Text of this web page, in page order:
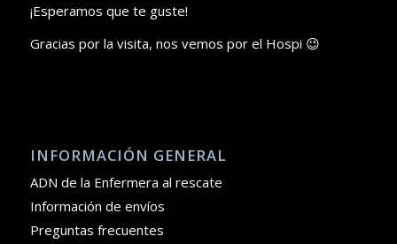
¡Esperamos que te guste!
Gracias por la visita, nos vemos por el Hospi 😉
INFORMACIÓN GENERAL
ADN de la Enfermera al rescate
Información de envíos
Preguntas frecuentes